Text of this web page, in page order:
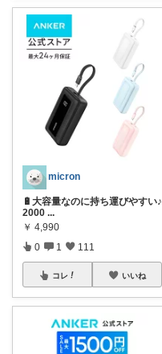
micron
🔋大容量なのに持ち運びやすい♪
2000 ...
￥ 4,990
0 1 111
コレ いいね